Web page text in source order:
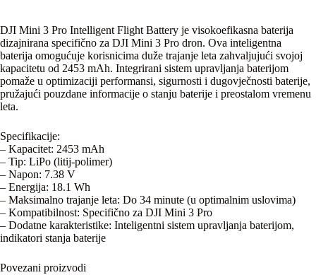
DJI Mini 3 Pro Intelligent Flight Battery je visokoefikasna baterija
dizajnirana specifično za DJI Mini 3 Pro dron. Ova inteligentna
baterija omogućuje korisnicima duže trajanje leta zahvaljujući svojoj
kapacitetu od 2453 mAh. Integrirani sistem upravljanja baterijom
pomaže u optimizaciji performansi, sigurnosti i dugovječnosti baterije,
pružajući pouzdane informacije o stanju baterije i preostalom vremenu
leta.
Specifikacije:
– Kapacitet: 2453 mAh
– Tip: LiPo (litij-polimer)
– Napon: 7.38 V
– Energija: 18.1 Wh
– Maksimalno trajanje leta: Do 34 minute (u optimalnim uslovima)
– Kompatibilnost: Specifično za DJI Mini 3 Pro
– Dodatne karakteristike: Inteligentni sistem upravljanja baterijom,
indikatori stanja baterije
Povezani proizvodi